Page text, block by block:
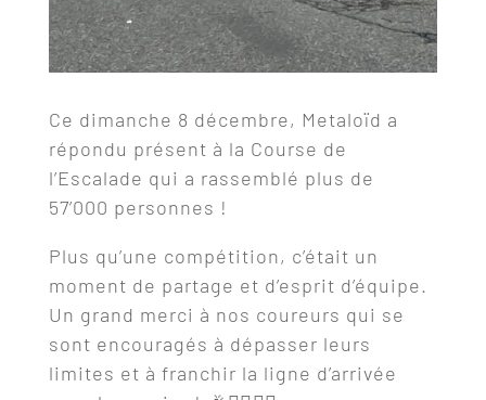
Ce dimanche 8 décembre, Metaloïd a
répondu présent à la Course de
l’Escalade qui a rassemblé plus de
57’000 personnes !
Plus qu’une compétition, c’était un
moment de partage et d’esprit d’équipe.
Un grand merci à nos coureurs qui se
sont encouragés à dépasser leurs
limites et à franchir la ligne d’arrivée